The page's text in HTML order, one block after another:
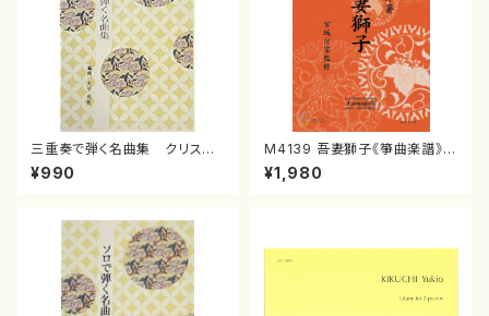
三重奏で弾く名曲集 クリスマ
スメドレー( 箏2/大平光美 編
曲/楽譜）
¥990
M4139 吾妻獅子《箏曲楽譜》
（箏/宮城道雄著・宮城宗家監修/
箏曲古典楽譜）
¥1,980